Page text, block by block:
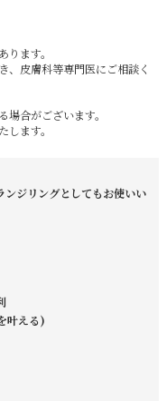
ます。
、皮膚科等専門医にご相談く
合がございます。
ます。
ンジリングとしてもお使いい
叶える)